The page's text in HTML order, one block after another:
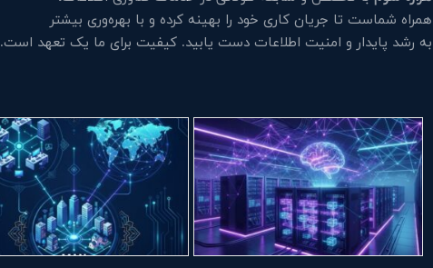
همراه شماست تا جریان کاری خود را بهینه کرده و با بهره‌وری بیشتر
به رشد پایدار و امنیت اطلاعات دست یابید. کیفیت برای ما یک تعهد است.